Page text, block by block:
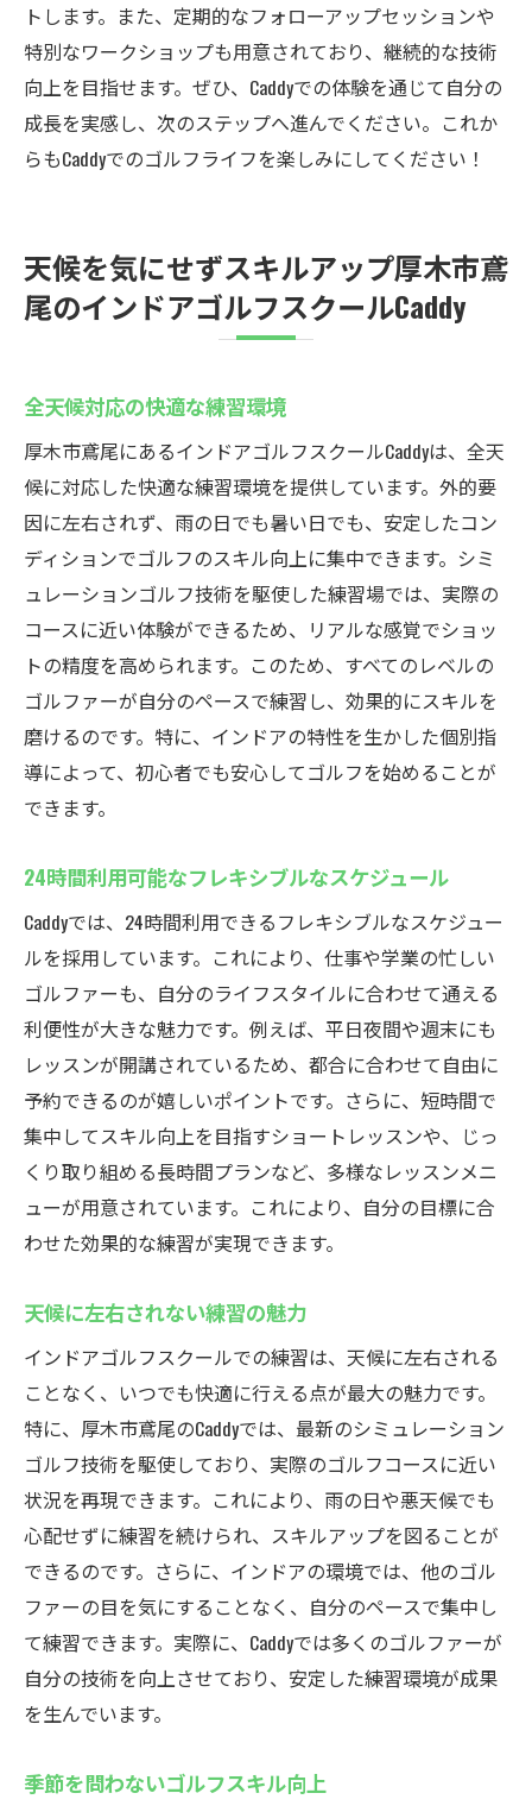
トします。また、定期的なフォローアップセッションや
特別なワークショップも用意されており、継続的な技術
向上を目指せます。ぜひ、Caddyでの体験を通じて自分の
成長を実感し、次のステップへ進んでください。これか
らもCaddyでのゴルフライフを楽しみにしてください！
天候を気にせずスキルアップ厚木市鳶
尾のインドアゴルフスクールCaddy
全天候対応の快適な練習環境
厚木市鳶尾にあるインドアゴルフスクールCaddyは、全天
候に対応した快適な練習環境を提供しています。外的要
因に左右されず、雨の日でも暑い日でも、安定したコン
ディションでゴルフのスキル向上に集中できます。シミ
ュレーションゴルフ技術を駆使した練習場では、実際の
コースに近い体験ができるため、リアルな感覚でショッ
トの精度を高められます。このため、すべてのレベルの
ゴルファーが自分のペースで練習し、効果的にスキルを
磨けるのです。特に、インドアの特性を生かした個別指
導によって、初心者でも安心してゴルフを始めることが
できます。
24時間利用可能なフレキシブルなスケジュール
Caddyでは、24時間利用できるフレキシブルなスケジュー
ルを採用しています。これにより、仕事や学業の忙しい
ゴルファーも、自分のライフスタイルに合わせて通える
利便性が大きな魅力です。例えば、平日夜間や週末にも
レッスンが開講されているため、都合に合わせて自由に
予約できるのが嬉しいポイントです。さらに、短時間で
集中してスキル向上を目指すショートレッスンや、じっ
くり取り組める長時間プランなど、多様なレッスンメニ
ューが用意されています。これにより、自分の目標に合
わせた効果的な練習が実現できます。
天候に左右されない練習の魅力
インドアゴルフスクールでの練習は、天候に左右される
ことなく、いつでも快適に行える点が最大の魅力です。
特に、厚木市鳶尾のCaddyでは、最新のシミュレーション
ゴルフ技術を駆使しており、実際のゴルフコースに近い
状況を再現できます。これにより、雨の日や悪天候でも
心配せずに練習を続けられ、スキルアップを図ることが
できるのです。さらに、インドアの環境では、他のゴル
ファーの目を気にすることなく、自分のペースで集中し
て練習できます。実際に、Caddyでは多くのゴルファーが
自分の技術を向上させており、安定した練習環境が成果
を生んでいます。
季節を問わないゴルフスキル向上